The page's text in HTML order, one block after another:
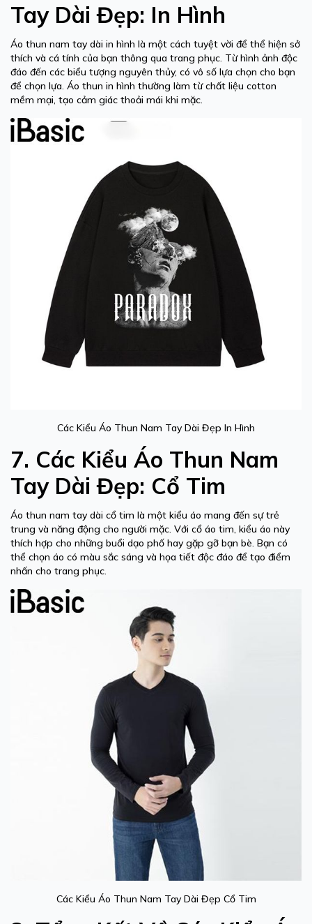
Tay Dài Đẹp: In Hình
Áo thun nam tay dài in hình là một cách tuyệt vời để thể hiện sở
thích và cá tính của bạn thông qua trang phục. Từ hình ảnh độc
đáo đến các biểu tượng nguyên thủy, có vô số lựa chọn cho bạn
để chọn lựa. Áo thun in hình thường làm từ chất liệu cotton
mềm mại, tạo cảm giác thoải mái khi mặc.
Các Kiểu Áo Thun Nam Tay Dài Đẹp In Hình
7. Các Kiểu Áo Thun Nam
Tay Dài Đẹp: Cổ Tim
Áo thun nam tay dài cổ tim là một kiểu áo mang đến sự trẻ
trung và năng động cho người mặc. Với cổ áo tim, kiểu áo này
thích hợp cho những buổi dạo phố hay gặp gỡ bạn bè. Bạn có
thể chọn áo có màu sắc sáng và họa tiết độc đáo để tạo điểm
nhấn cho trang phục.
Các Kiểu Áo Thun Nam Tay Dài Đẹp Cổ Tim